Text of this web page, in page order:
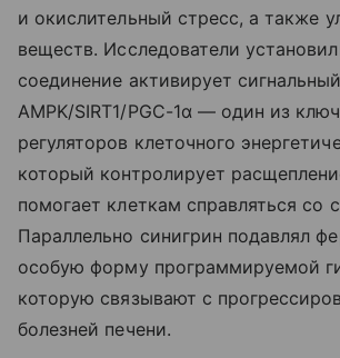
и окислительный стресс, а также
веществ. Исследователи
соединение активирует
AMPK/SIRT1/PGC-1α — один из
регуляторов клеточного
который контролирует
помогает клеткам справляться со
Параллельно синигрин подавлял
особую форму программируемой
которую связывают с
болезней печени.